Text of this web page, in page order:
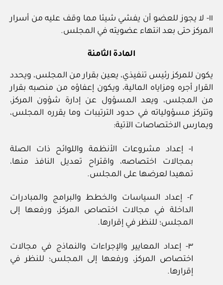
١١‏- لا يجوز للعضو أن يفشي شيئا مما وقف عليه من أسرار
المركز حتى بعد انتهاء عضويته في المجلس.
المادة الثامنة
يكون للمركز رئيس تنفيذي، يعين بقرار من المجلس، ويحدد
القرار أجره ومزاياه المالية، ويكون إعفاؤه من منصبه بقرار
من المجلس، ويعد المسؤول عن إدارة شؤون المركز،
وتتركز مسؤولياته في حدود الترتيبات وما يقرره المجلس،
ويمارس الاختصاصات الآتية:
١‏- إعداد مشروعات الأنظمة واللوائح ذات الصلة
بمجالات اختصاصه، واقتراح تعديل النافذ منها،
تمهيدا لعرضها على المجلس.
٢‏- إعداد السياسات والخطط والبرامج والمبادرات
الداخلة في مجالات اختصاص المركز، ورفعها إلى
المجلس؛ للنظر في إقرارها.
٣‏- إعداد المعايير والإجراءات والنماذج في مجالات
اختصاص المركز، ورفعها إلى المجلس؛ للنظر في
إقرارها.